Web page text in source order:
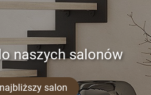
naszych salonów
salon